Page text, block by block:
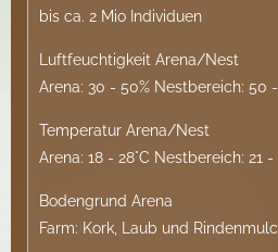
bis ca. 2 Mio Individuen
Luftfeuchtigkeit Arena/Nest
Arena: 30 - 50% Nestbereich: 50
Temperatur Arena/Nest
Arena: 18 - 28°C Nestbereich: 21 -
Bodengrund Arena
Farm: Kork, Laub und